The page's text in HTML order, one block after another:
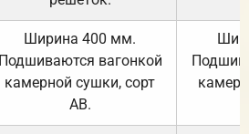
Ширина 400 мм.
Подшиваются вагонкой
камерной сушки, сорт
АВ.